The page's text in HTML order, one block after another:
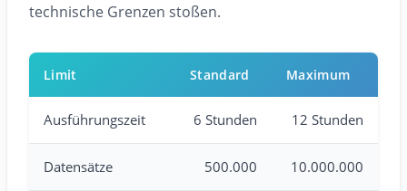
technische Grenzen stoßen.
Limit Standard Maximum
Ausführungszeit 6 Stunden 12 Stunden
Datensätze 500.000 10.000.000